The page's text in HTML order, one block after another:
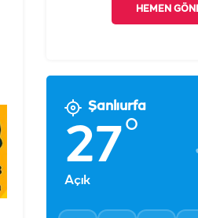
HEMEN
Şanlıurfa
27°
Açık